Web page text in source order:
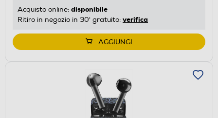
Acquisto online: disponibile
Ritiro in negozio in 30' gratuito: verifica
AGGIUNGI